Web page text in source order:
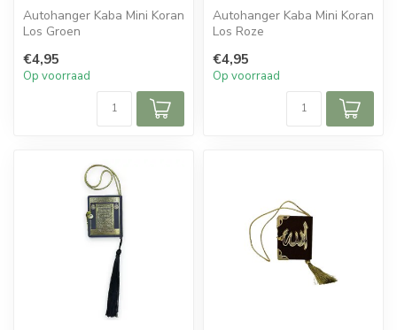
Autohanger Kaba Mini Koran
Los Groen
Afmetingen: 5,5x5 cm (lxb)
€4,95
Op voorraad
Autohanger Kaba Mini Koran
Los Roze
Afmetingen: 5,5x5 cm (lxb)
€4,95
Op voorraad